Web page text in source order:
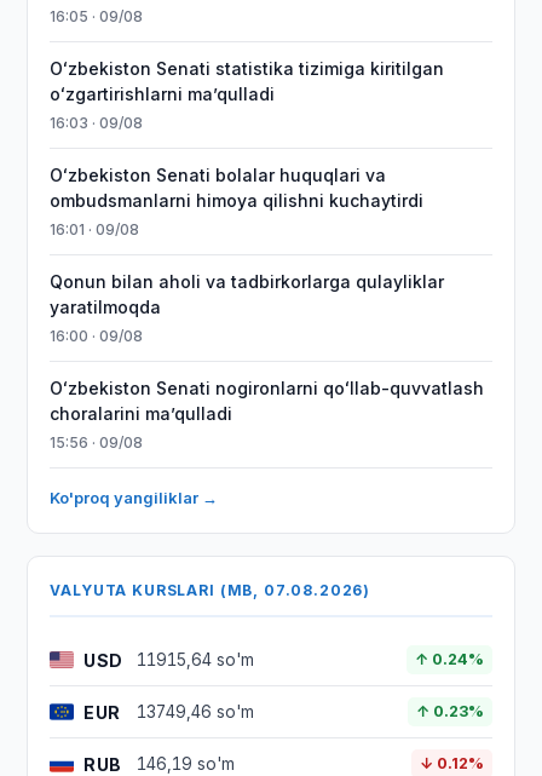
16:05 · 09/08
Oʻzbekiston Senati statistika tizimiga kiritilgan
oʻzgartirishlarni maʼqulladi
16:03 · 09/08
Oʻzbekiston Senati bolalar huquqlari va
ombudsmanlarni himoya qilishni kuchaytirdi
16:01 · 09/08
Qonun bilan aholi va tadbirkorlarga qulayliklar
yaratilmoqda
16:00 · 09/08
Oʻzbekiston Senati nogironlarni qoʻllab-quvvatlash
choralarini maʼqulladi
15:56 · 09/08
Ko'proq yangiliklar →
VALYUTA KURSLARI (MB, 07.08.2026)
USD 11915,64 so'm ↑ 0.24%
EUR 13749,46 so'm ↑ 0.23%
RUB 146,19 so'm ↓ 0.12%